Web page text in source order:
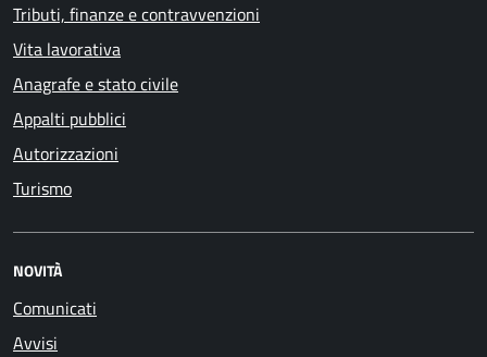
Tributi, finanze e contravvenzioni
Vita lavorativa
Anagrafe e stato civile
Appalti pubblici
Autorizzazioni
Turismo
NOVITÀ
Comunicati
Avvisi